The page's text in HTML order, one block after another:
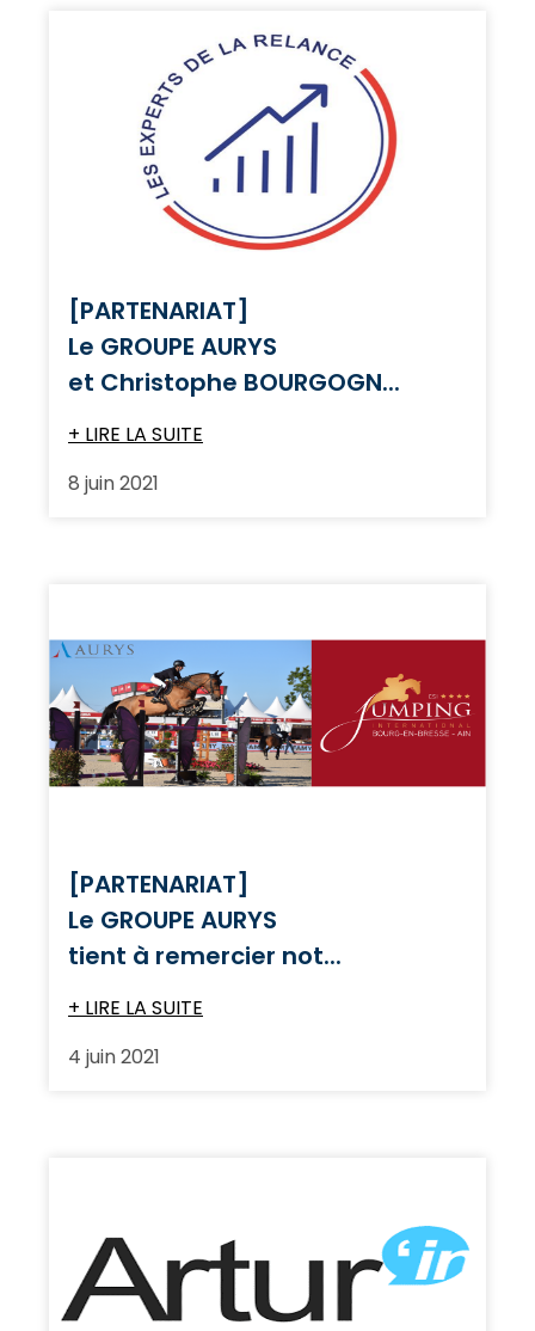
[PARTENARIAT]
Le GROUPE AURYS
et Christophe BOURGOGN...
+ LIRE LA SUITE
8 juin 2021
[PARTENARIAT]
Le GROUPE AURYS
tient à remercier not...
+ LIRE LA SUITE
4 juin 2021